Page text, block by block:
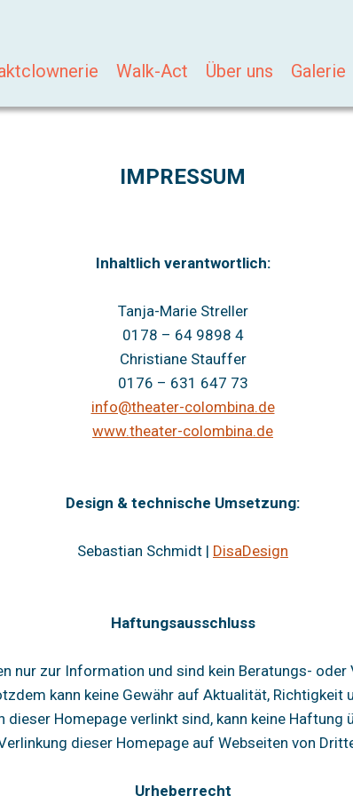
Walk-Act Über uns Galerie
IMPRESSUM
Inhaltlich verantwortlich:
Tanja-Marie Streller
0178 – 64 9898 4
Christiane Stauffer
0176 – 631 647 73
info@theater-colombina.de
www.theater-colombina.de
Design & technische Umsetzung:
Sebastian Schmidt | DisaDesign
Haftungsausschluss
nur zur Information und sind kein Beratungs-
kann keine Gewähr auf Aktualität, Richtigkeit
dieser Homepage verlinkt sind, kann keine
dieser Homepage auf Webseiten von
Urheberrecht